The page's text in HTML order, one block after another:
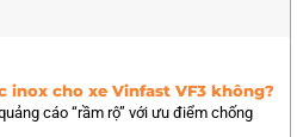
inox cho xe Vinfast VF3 không?
cáo “rầm rộ” với ưu điểm chống